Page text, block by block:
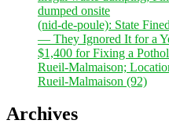
dumped onsite
(nid-de-poule): State
— They Ignored It for a
$1,400 for Fixing a
Rueil-Malmaison;
Rueil-Malmaison (92)
Archives